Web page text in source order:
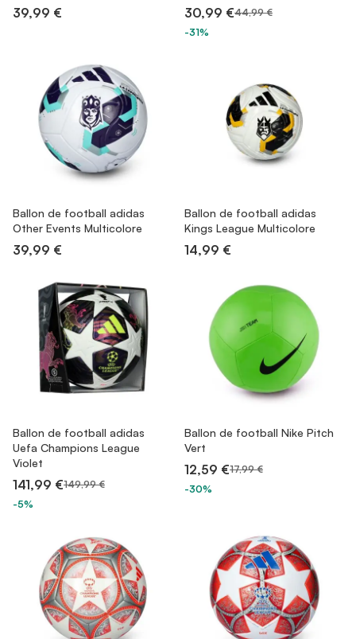
39,99 € 30,99 €44,99 €
-31%
Ballon de football adidas
Other Events Multicolore
39,99 €
Ballon de football adidas
Kings League Multicolore
14,99 €
Ballon de football adidas
Uefa Champions League
Violet
141,99 €149,99 €
-5%
Ballon de football Nike Pitch
Vert
12,59 €17,99 €
-30%